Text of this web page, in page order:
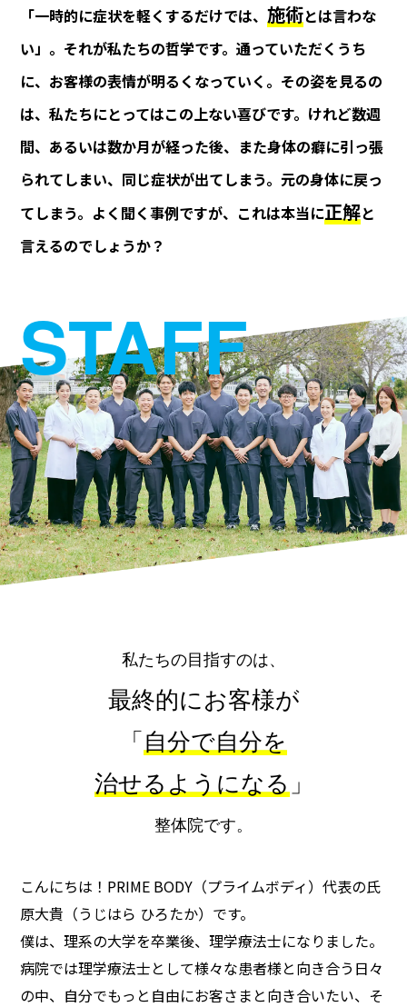
「⼀時的に症状を軽くするだけでは、施術とは⾔わな
い」。それが私たちの哲学です。通っていただくうち
に、お客様の表情が明るくなっていく。その姿を⾒るの
は、私たちにとってはこの上ない喜びです。けれど数週
間、あるいは数か⽉が経った後、また⾝体の癖に引っ張
られてしまい、同じ症状が出てしまう。元の⾝体に戻っ
てしまう。よく聞く事例ですが、これは本当に正解と
⾔えるのでしょうか？
STAFF
私たちの⽬指すのは、
最終的にお客様が
「 ⾃分で⾃分を
治せるようになる 」
整体院です。
こんにちは！PRIME BODY（プライムボディ）代表の氏
原大貴（うじはら ひろたか）です。
僕は、理系の大学を卒業後、理学療法士になりました。
病院では理学療法士として様々な患者様と向き合う日々
の中、自分でもっと自由にお客さまと向き合いたい、そ